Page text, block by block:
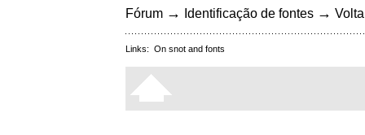
Fórum → Identificação de fontes →
Links: On snot and fonts